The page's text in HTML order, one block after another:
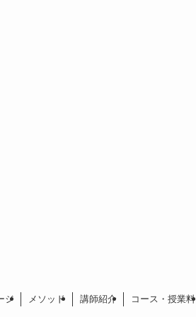
ジ メソッド 講師紹介 コース・授業料